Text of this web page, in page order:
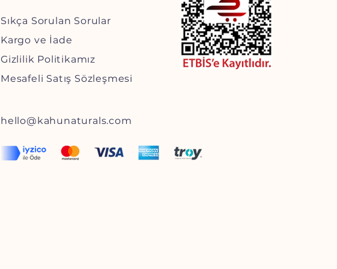
Sıkça Sorulan Sorular
Kargo ve İade
Gizlilik Politikamız
Mesafeli Satış Sözleşmesi
hello@kahunaturals.com